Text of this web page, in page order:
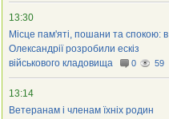
13:30
Місце пам'яті, пошани та спокою: в
Олександрії розробили ескіз
військового кладовища
0 59
13:14
Ветеранам і членам їхніх родин